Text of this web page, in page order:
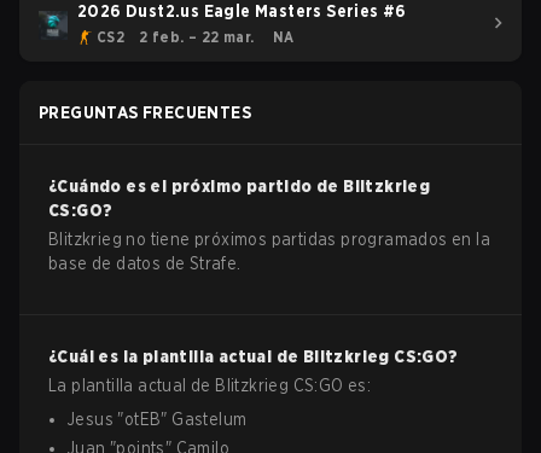
2026 Dust2.us Eagle Masters Series #6
CS2 2 feb. – 22 mar. NA
PREGUNTAS FRECUENTES
¿Cuándo es el próximo partido de Blitzkrieg
CS:GO?
Blitzkrieg no tiene próximos partidas programados en la
base de datos de Strafe.
¿Cuál es la plantilla actual de Blitzkrieg CS:GO?
La plantilla actual de Blitzkrieg CS:GO es:
Jesus "otEB" Gastelum
Juan "points" Camilo